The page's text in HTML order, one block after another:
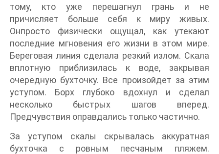
тому, кто уже перешагнул грань и не
причисляет больше себя к миру живых.
Онпросто физически ощущал, как утекают
последние мгновения его жизни в этом мире.
Береговая линия сделала резкий излом. Скала
вплотную приблизилась к воде, закрывая
очередную бухточку. Все произойдет за этим
уступом. Борх глубоко вдохнул и сделал
несколько быстрых шагов вперед.
Предчувствия оправдались только частично.
За уступом скалы скрывалась аккуратная
бухточка с ровным песчаным пляжем.